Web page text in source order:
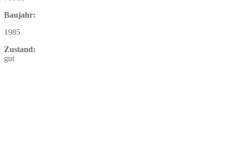
Baujahr:
1985
Zustand:
gut